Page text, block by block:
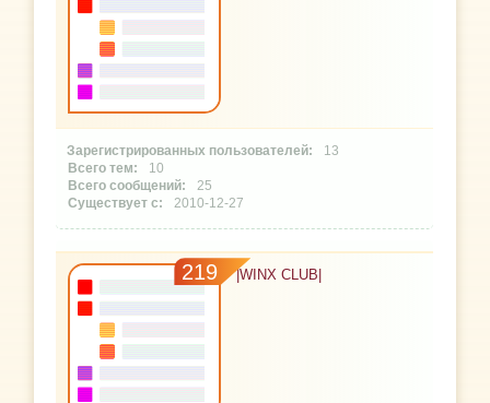
13
10
25
2010-12-27
219 |WINX CLUB|